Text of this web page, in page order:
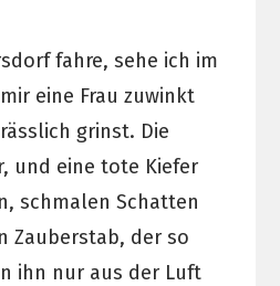
fahre, sehe ich im
eine Frau zuwinkt
grinst. Die
und eine tote Kiefer
schmalen Schatten
Zauberstab, der so
ihn nur aus der Luft